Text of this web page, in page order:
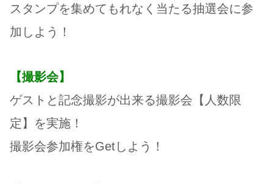
スタンプを集めてもれなく当たる抽選会に参
加しよう！
【撮影会】
ゲストと記念撮影が出来る撮影会【人数限
定】を実施！
撮影会参加権をGetしよう！